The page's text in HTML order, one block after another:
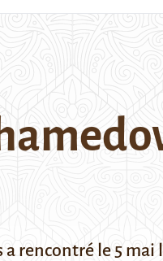
rencontré le 5 mai